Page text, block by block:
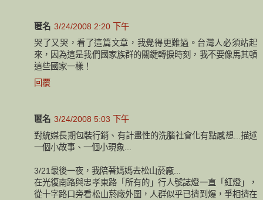
匿名 3/24/2008 2:20 下午
哭了又哭，看了這篇文章，我覺得更難過。台灣人必須站起
來，因為這是我們國家族群的關鍵轉捩時刻，我不要像馬其頓
這些國家一樣！
回覆
匿名 3/24/2008 5:03 下午
對統媒長期包裝行銷、有計畫性的洗腦社會化有點感想...描述
一個小故事、一個小現象...
3/21最後一夜，我陪著媽媽去松山菸廠...
在光復南路與忠孝東路「所有的」行人號誌燈一直「紅燈」，
從十字路口旁看松山菸廠外圍，人群似乎已擠到爆，爭相擠在